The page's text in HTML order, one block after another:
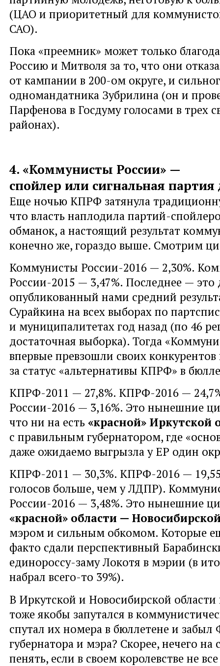
(ЦАО и приоритетный для
САО).
Пока «преемник» может только
Россию и Митволя за то, что они
от кампании в 200-ом округе, и
одномандатника Зубрилина (он и
Парфенова в Госдуму голосами в трех
районах).
4. «Коммунисты России» —
спойлер или сигнальная
Еще ночью КПРФ затянула
что власть наплодила партий-
обманок, а настоящий результат
конечно же, гораздо выше. Смотрим
Коммунисты России-2016 — 2,30%.
России-2015 — 3,47%. Последнее — это
опубликованный нами средний
Сурайкина на всех выборах по
и муниципалитетах год назад (по 46
достаточная выборка). Тогда
впервые превзошли своих
за статус «альтернативы КПРФ» в
КПРФ-2011 — 27,8%. КПРФ-2016 —
России-2016 — 3,16%. Это нынешние
что ни на есть «красной» Иркутской
с правильным губернатором, где
даже ожидаемо выгрызла у ЕР один
КПРФ-2011 — 30,3%. КПРФ-2016 —
голосов больше, чем у ЛДПР).
России-2016 — 3,48%. Это нынешние
«красной» области —
мэром и сильным обкомом. Которые
факто сдали перспективный
единороссу-заму Локотя в мэрии (в
набрал всего-то 39%).
В Иркутской и Новосибирской области
тоже якобы запутался в
спутал их номера в бюллетене и забыл
губернатора и мэра? Скорее, нечего на
пенять, если в своем королевстве не